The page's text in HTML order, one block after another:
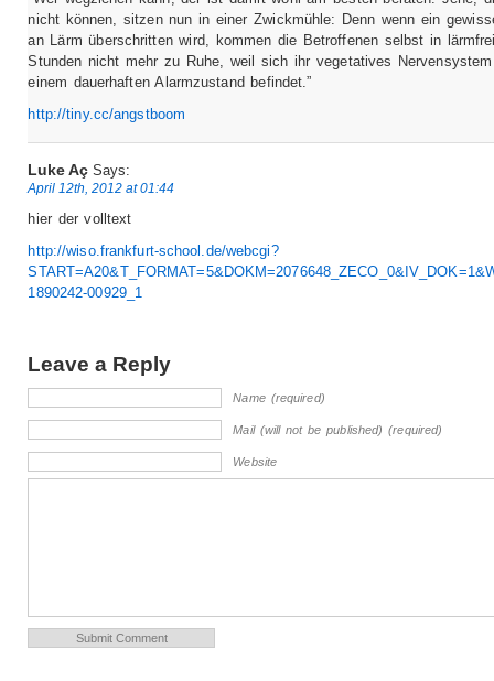
nicht können, sitzen nun in einer Zwickmühle: Denn wenn ein
an Lärm überschritten wird, kommen die Betroffenen selbst in
Stunden nicht mehr zu Ruhe, weil sich ihr vegetatives
einem dauerhaften Alarmzustand befindet.”
http://tiny.cc/angstboom
Luke Aç Says:
April 12th, 2012 at 01:44
hier der volltext
http://wiso.frankfurt-school.de/webcgi?
1890242-00929_1
Leave a Reply
Name (required)
Mail (will not be published) (required)
Website